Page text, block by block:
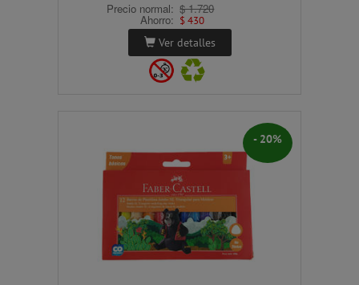
Precio normal: $ 1.720
Ahorro: $ 430
Ver detalles
- 20%